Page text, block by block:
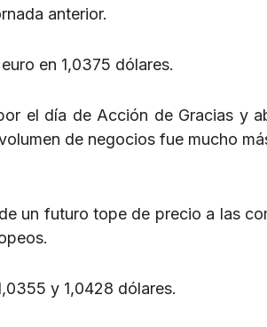
anterior.
en 1,0375 dólares.
el día de Acción de Gracias y
de negocios fue mucho
un futuro tope de precio a las
y 1,0428 dólares.